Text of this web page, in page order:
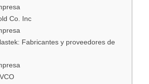
Co. Inc
Fabricantes y proveedores de